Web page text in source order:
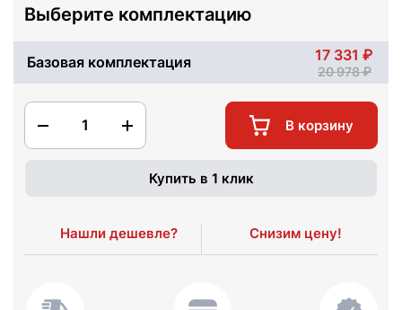
Выберите комплектацию
Базовая комплектация 17 331
20 978
1 В корзину
Купить в 1 клик
Нашли дешевле? Снизим цену!